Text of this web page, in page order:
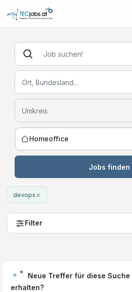
Homeoffice
Jobs finden
devops×
Filter
Neue Treffer für diese Suche
erhalten?